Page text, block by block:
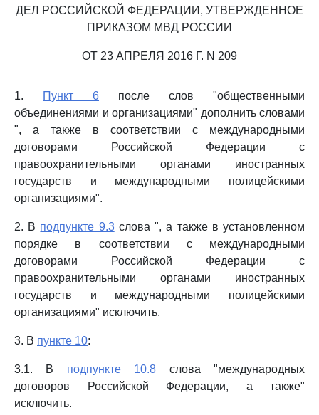
ДЕЛ РОССИЙСКОЙ ФЕДЕРАЦИИ, УТВЕРЖДЕННОЕ
ПРИКАЗОМ МВД РОССИИ
ОТ 23 АПРЕЛЯ 2016 Г. N 209
1. Пункт 6 после слов "общественными
объединениями и организациями" дополнить словами
", а также в соответствии с международными
договорами Российской Федерации с
правоохранительными органами иностранных
государств и международными полицейскими
организациями".
2. В подпункте 9.3слова ", а также в установленном
порядке в соответствии с международными
договорами Российской Федерации с
правоохранительными органами иностранных
государств и международными полицейскими
организациями" исключить.
3. В пункте 10:
3.1. В подпункте 10.8 слова "международных
договоров Российской Федерации, а также"
исключить.